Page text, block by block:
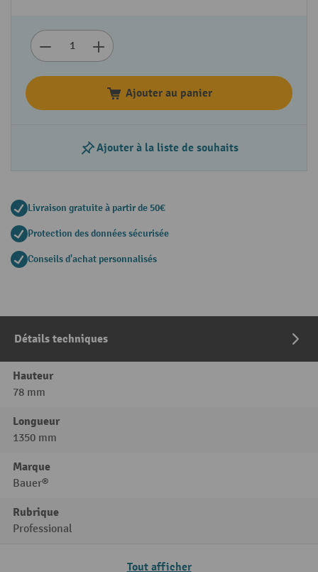
Ajouter au panier
Ajouter à la liste de souhaits
Livraison gratuite à partir de 50€
Protection des données sécurisée
Conseils d'achat personnalisés
Détails techniques
Hauteur
78 mm
Longueur
1350 mm
Marque
Bauer®
Rubrique
Professional
Tout afficher